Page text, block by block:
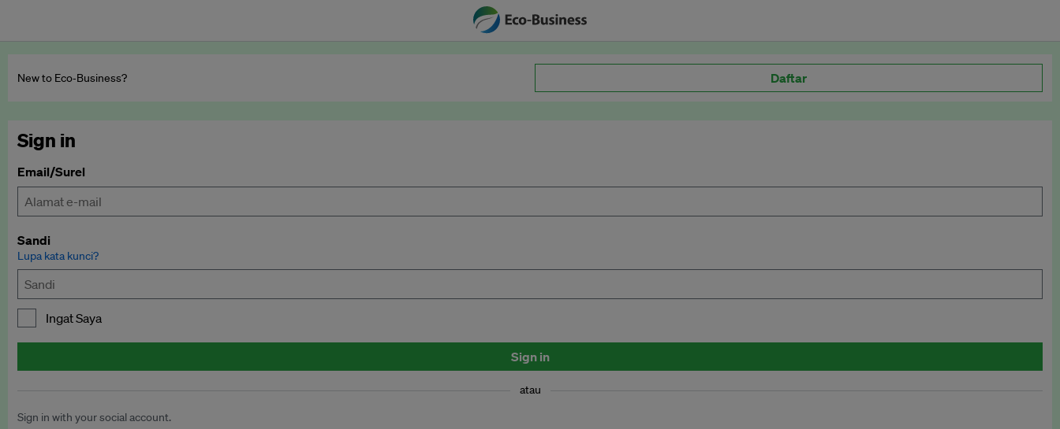
New to Eco‑Business? Daftar
Sign in
Email/Surel
Sandi
Lupa kata kunci?
Ingat Saya
Sign in
atau
Sign in with your social account.